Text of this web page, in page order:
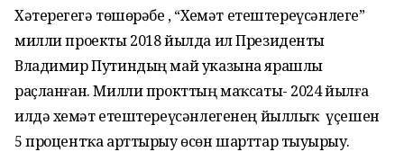
Хәтерегеҙгә төшөрәбеҙ , “Хеҙмәт етештереүсәнлеге”
милли проекты 2018 йылда ил Президенты
Владимир Путиндың май указына ярашлы
раҫланған. Милли прокттың маҡсаты- 2024 йылға
илдә хеҙмәт етештереүсәнлегенең йыллыҡ үҫешен
5 процентҡа арттырыу өсөн шарттар тыуҙырыу.